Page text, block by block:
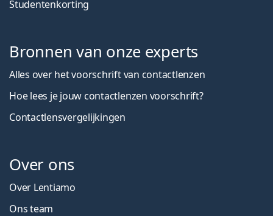
Studentenkorting
Bronnen van onze experts
Alles over het voorschrift van contactlenzen
Hoe lees je jouw contactlenzen voorschrift?
Contactlensvergelijkingen
Over ons
Over Lentiamo
Ons team